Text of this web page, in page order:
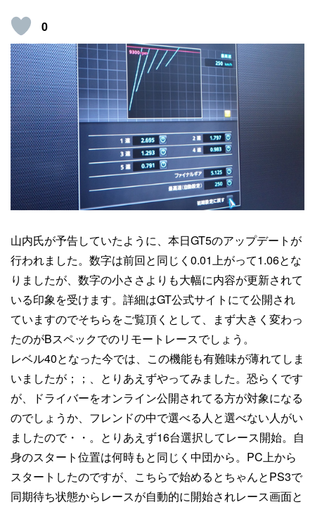
0
山内氏が予告していたように、本日GT5のアップデートが
行われました。数字は前回と同じく0.01上がって1.06とな
りましたが、数字の小ささよりも大幅に内容が更新されて
いる印象を受けます。詳細はGT公式サイトにて公開され
ていますのでそちらをご覧頂くとして、まず大きく変わっ
たのがBスペックでのリモートレースでしょう。
レベル40となった今では、この機能も有難味が薄れてしま
いましたが；；、とりあえずやってみました。恐らくです
が、ドライバーをオンライン公開されてる方が対象になる
のでしょうか、フレンドの中で選べる人と選べない人がい
ましたので・・。とりあえず16台選択してレース開始。自
身のスタート位置は何時もと同じく中団から。PC上から
スタートしたのですが、こちらで始めるとちゃんとPS3で
同期待ち状態からレースが自動的に開始されレース画面と